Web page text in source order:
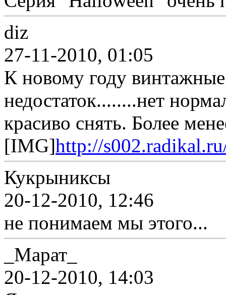
diz
27-11-2010, 01:05
К новому году
недостаток........нет
красиво снять. Более
[IMG]http://
Кукрыниксы
20-12-2010, 12:46
не понимаем мы этого...
_Марат_
20-12-2010, 14:03